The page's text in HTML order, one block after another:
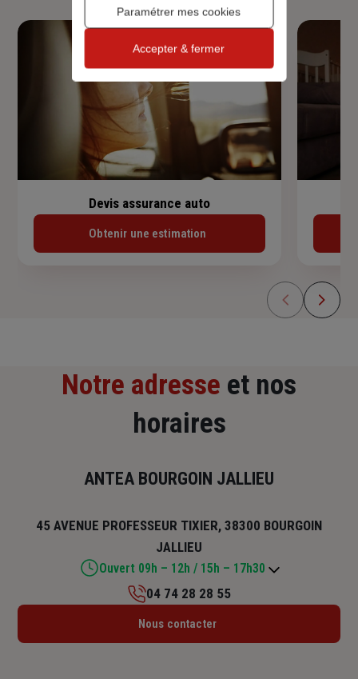
Devis assurance auto
Obtenir une estimation
Notre adresse et nos
horaires
ANTEA BOURGOIN JALLIEU
45 AVENUE PROFESSEUR TIXIER, 38300 BOURGOIN
JALLIEU
Ouvert 09h – 12h / 15h – 17h30
Lundi : 15h – 17h30
04 74 28 28 55
Nous contacter
Paramétrer mes cookies
Accepter & fermer